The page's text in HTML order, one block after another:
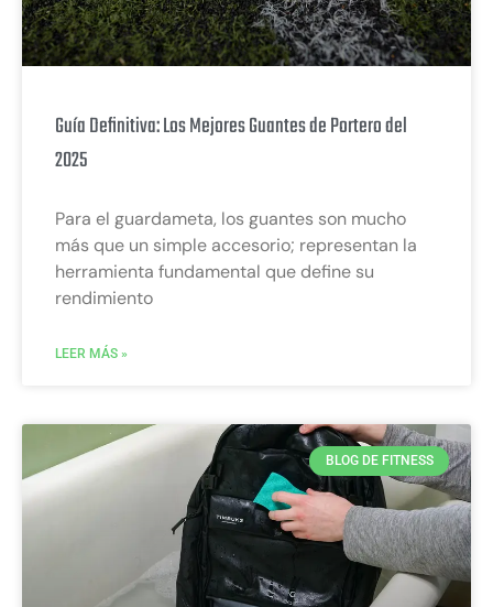
Guía Definitiva: Los Mejores Guantes de Portero del
2025
Para el guardameta, los guantes son mucho
más que un simple accesorio; representan la
herramienta fundamental que define su
rendimiento
LEER MÁS »
BLOG DE FITNESS